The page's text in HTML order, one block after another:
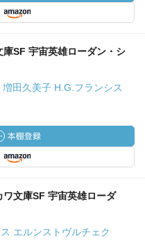
SF 宇宙英雄ローダン・シ
田久美子 H.G.フランシス
文庫SF 宇宙英雄ローダ
エルンストヴルチェク